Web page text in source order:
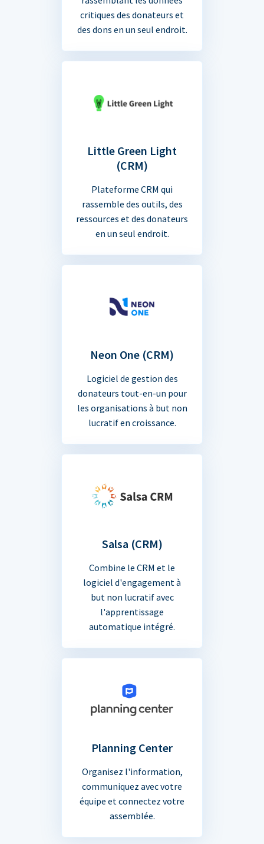
critiques des donateurs et
des dons en un seul endroit.
Little Green Light
(CRM)
Plateforme CRM qui
rassemble des outils, des
ressources et des donateurs
en un seul endroit.
Neon One (CRM)
Logiciel de gestion des
donateurs tout-en-un pour
les organisations à but non
lucratif en croissance.
Salsa (CRM)
Combine le CRM et le
logiciel d'engagement à
but non lucratif avec
l'apprentissage
automatique intégré.
Planning Center
Organisez l'information,
communiquez avec votre
équipe et connectez votre
assemblée.